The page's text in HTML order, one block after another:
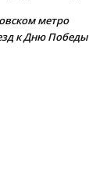
метро
к Дню Победы